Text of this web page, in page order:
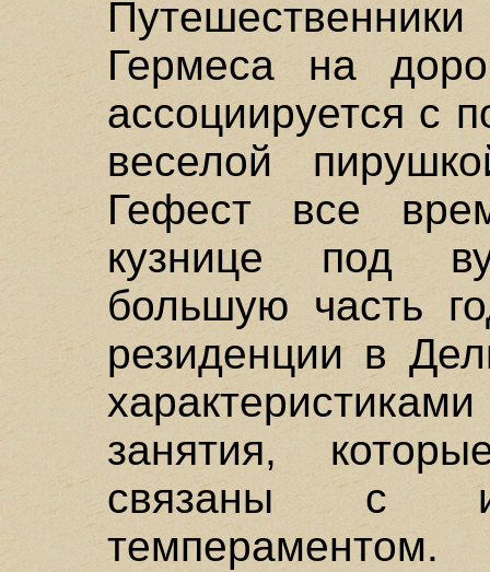
Гермеса на
ассоциируется с
веселой
Гефест все
кузнице под
большую часть
резиденции в
занятия,
связаны с
темпераментом.